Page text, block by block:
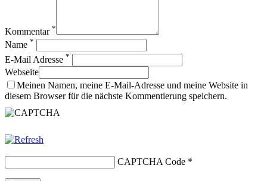
Kommentar *
Name *
E-Mail Adresse *
Webseite
Meinen Namen, meine E-Mail-Adresse und meine Website in
diesem Browser für die nächste Kommentierung speichern.
CAPTCHA Code *